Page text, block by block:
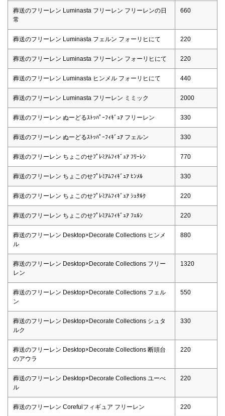
葬送のフリーレン Luminasta フリーレン フリーレンの日
常
660
葬送のフリーレン Luminasta フェルン フォーリヒにて 220
葬送のフリーレン Luminasta フリーレン フォーリヒにて 220
葬送のフリーレン Luminasta ヒンメル フォーリヒにて 440
葬送のフリーレン Luminasta フリーレン ミミック 2000
葬送のフリーレン ぬーどるｽﾄｯﾊﾟｰﾌｨｷﾞｭｱ フリーレン 330
葬送のフリーレン ぬーどるｽﾄｯﾊﾟｰﾌｨｷﾞｭｱ フェルン 330
葬送のフリーレン ちょこのせﾌﾟﾚﾐｱﾑﾌｨｷﾞｭｱ ﾌﾘｰﾚﾝ 770
葬送のフリーレン ちょこのせﾌﾟﾚﾐｱﾑﾌｨｷﾞｭｱ ﾋﾝﾒﾙ 330
葬送のフリーレン ちょこのせﾌﾟﾚﾐｱﾑﾌｨｷﾞｭｱ ｼｭﾀﾙｸ 220
葬送のフリーレン ちょこのせﾌﾟﾚﾐｱﾑﾌｨｷﾞｭｱ ﾌｪﾙﾝ 220
葬送のフリーレン Desktop×Decorate Collections ヒンメ
ル
880
葬送のフリーレン Desktop×Decorate Collections フリー
レン
1320
葬送のフリーレン Desktop×Decorate Collections フェル
ン
550
葬送のフリーレン Desktop×Decorate Collections シュタ
ルク
330
葬送のフリーレン Desktop×Decorate Collections 断頭台
のアウラ
220
葬送のフリーレン Desktop×Decorate Collections ユーべ
ル
220
葬送のフリーレン Corefulフィギュア フリーレン 220